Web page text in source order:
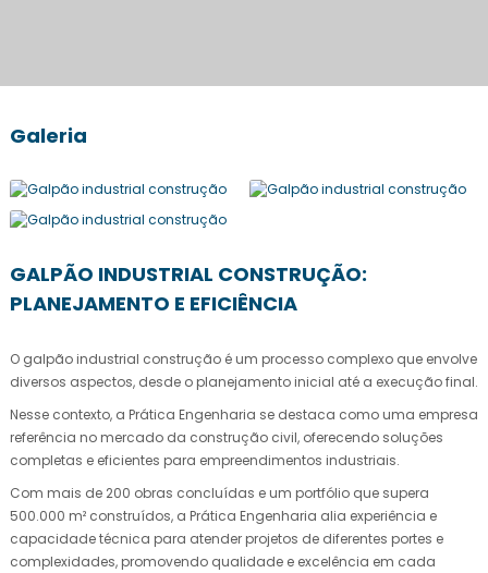
Galeria
GALPÃO INDUSTRIAL CONSTRUÇÃO:
PLANEJAMENTO E EFICIÊNCIA
O galpão industrial construção é um processo complexo que envolve
diversos aspectos, desde o planejamento inicial até a execução final.
Nesse contexto, a Prática Engenharia se destaca como uma empresa
referência no mercado da construção civil, oferecendo soluções
completas e eficientes para empreendimentos industriais.
Com mais de 200 obras concluídas e um portfólio que supera
500.000 m² construídos, a Prática Engenharia alia experiência e
capacidade técnica para atender projetos de diferentes portes e
complexidades, promovendo qualidade e excelência em cada